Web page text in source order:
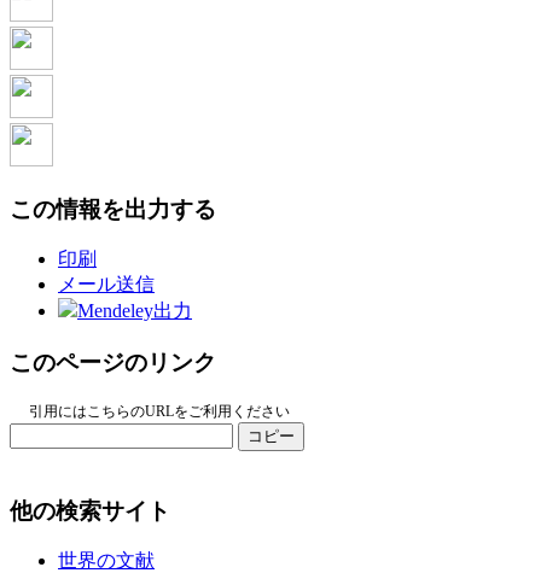
この情報を出力する
印刷
メール送信
Mendeley出力
このページのリンク
引用にはこちらのURLをご利用ください
コピー
他の検索サイト
世界の文献